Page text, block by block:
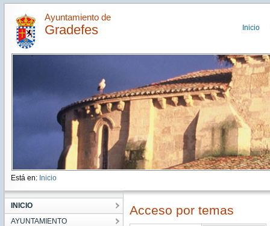
Ayuntamiento de
Gradefes Inicio
Está en: Inicio
INICIO
AYUNTAMIENTO
Acceso por temas